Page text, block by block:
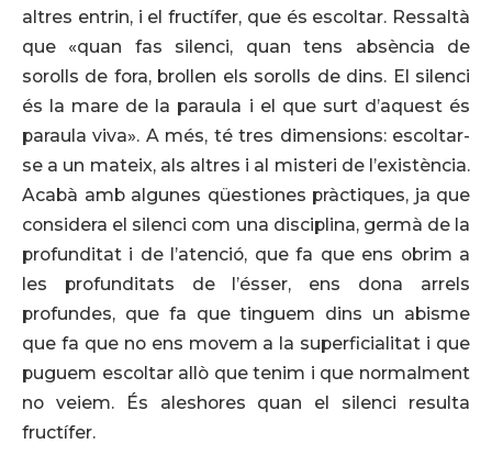
altres entrin, i el fructífer, que és escoltar. Ressaltà
que «quan fas silenci, quan tens absència de
sorolls de fora, brollen els sorolls de dins. El silenci
és la mare de la paraula i el que surt d’aquest és
paraula viva». A més, té tres dimensions: escoltar-
se a un mateix, als altres i al misteri de l’existència.
Acabà amb algunes qüestiones pràctiques, ja que
considera el silenci com una disciplina, germà de la
profunditat i de l’atenció, que fa que ens obrim a
les profunditats de l’ésser, ens dona arrels
profundes, que fa que tinguem dins un abisme
que fa que no ens movem a la superficialitat i que
puguem escoltar allò que tenim i que normalment
no veiem. És aleshores quan el silenci resulta
fructífer.